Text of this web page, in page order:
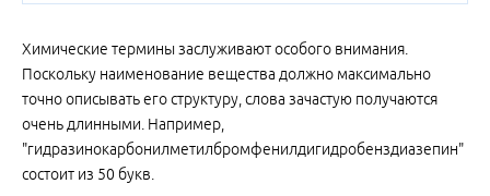
Химические термины заслуживают особого внимания.
Поскольку наименование вещества должно максимально
точно описывать его структуру, слова зачастую получаются
очень длинными. Например,
"гидразинокарбонилметилбромфенилдигидробенздиазепин"
состоит из 50 букв.